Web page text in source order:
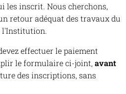
les inscrit. Nous cherchons,
retour adéquat des travaux du
l'Institution.
effectuer le paiement
le formulaire ci-joint, avant
des inscriptions, sans